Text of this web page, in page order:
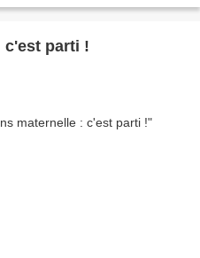
c'est parti !